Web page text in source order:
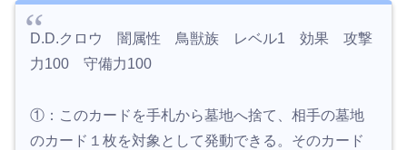
D.D.クロウ 闇属性 鳥獣族 レベル1 効果 攻撃
力100 守備力100
①：このカードを手札から墓地へ捨て、相手の墓地
のカード１枚を対象として発動できる。そのカード